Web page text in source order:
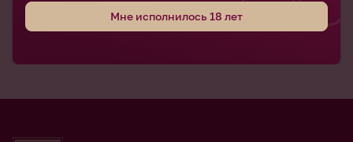
Мне исполнилось 18 лет